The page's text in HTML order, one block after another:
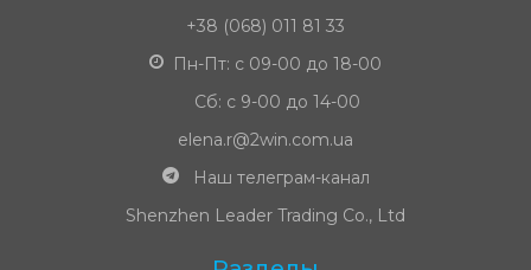
+38 (068) 011 81 33
Пн-Пт: с 09-00 до 18-00
Сб: с 9-00 до 14-00
elena.r@2win.com.ua
Наш телеграм-канал
Shenzhen Leader Trading Co., Ltd